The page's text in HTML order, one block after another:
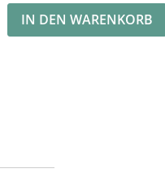
IN DEN WARENKORB